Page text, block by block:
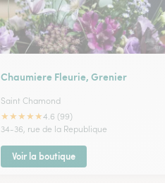
Chaumiere Fleurie, Grenier
Saint Chamond
★★★★★4.6 (99)
34-36, rue de la Republique
Voir la boutique